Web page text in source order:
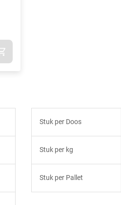
IN WINKELMAND
Stuk per Doos
Stuk per kg
Stuk per Pallet